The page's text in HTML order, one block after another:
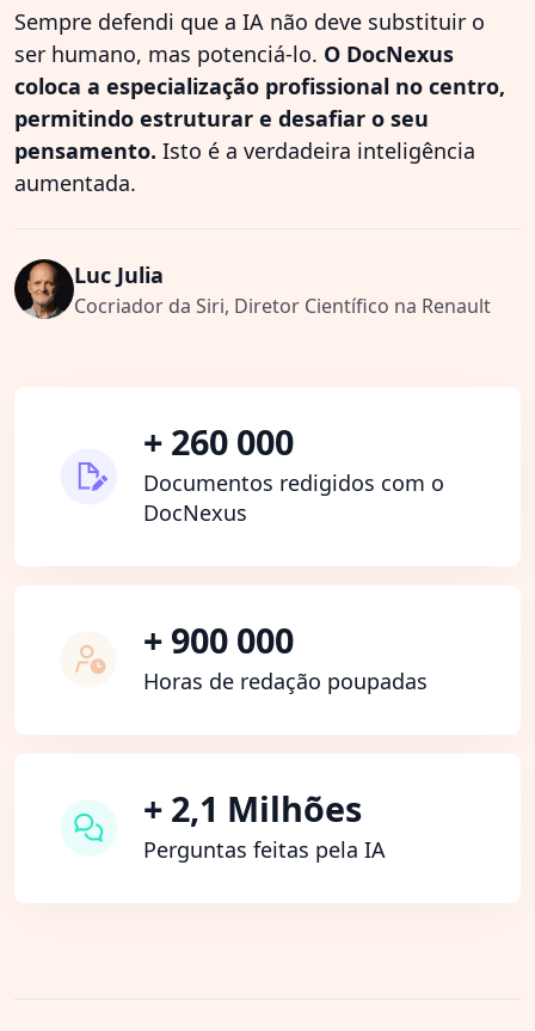
Sempre defendi que a IA não deve substituir o
ser humano, mas potenciá-lo. O DocNexus
coloca a especialização profissional no centro,
permitindo estruturar e desafiar o seu
pensamento. Isto é a verdadeira inteligência
aumentada.
Luc Julia
Cocriador da Siri, Diretor Científico na Renault
+ 260 000
Documentos redigidos com o
DocNexus
+ 900 000
Horas de redação poupadas
+ 2,1 Milhões
Perguntas feitas pela IA